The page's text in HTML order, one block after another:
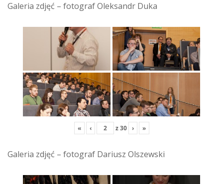
Galeria zdjęć – fotograf Oleksandr Duka
« ‹ z30 › »
Galeria zdjęć – fotograf Dariusz Olszewski